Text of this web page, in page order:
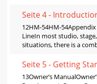
Seite 4 -
12HM-54HM-
LineIn most studio,
situations, there is a
Seite 5 - Getting
13Owner’s